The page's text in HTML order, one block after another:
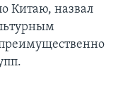
Китаю, назвал